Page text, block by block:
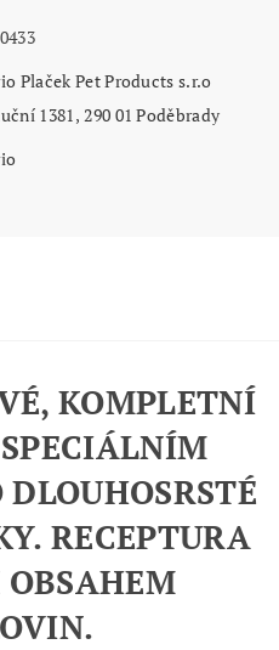
Plaček Pet Products s.r.o
1381, 290 01 Poděbrady
KOMPLETNÍ
RECEPTURA